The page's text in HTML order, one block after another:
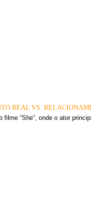
REAL VS.
filme “She”, onde o ator